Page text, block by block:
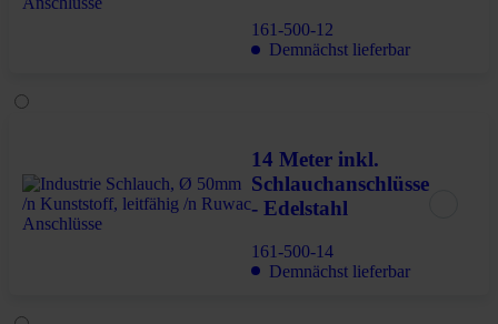
161-500-12
Demnächst lieferbar
14 Meter inkl.
Schlauchanschlüsse
- Edelstahl
161-500-14
Demnächst lieferbar